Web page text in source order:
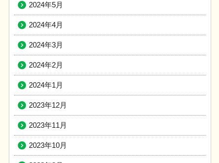
2024年5月
2024年4月
2024年3月
2024年2月
2024年1月
2023年12月
2023年11月
2023年10月